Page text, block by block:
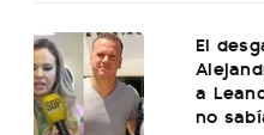
El
a
no